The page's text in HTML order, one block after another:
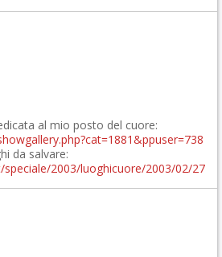
al mio posto del cuore:
da salvare:
2003/luoghicuore/2003/02/27/